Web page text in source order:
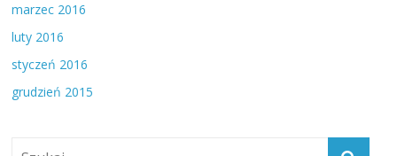
marzec 2016
luty 2016
styczeń 2016
grudzień 2015